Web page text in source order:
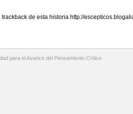
trackback de esta historia http://
para el Avance del Pensamiento Crítico